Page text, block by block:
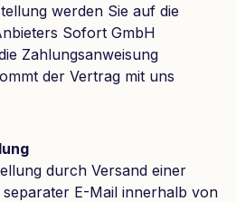
werden Sie auf die
Sofort GmbH
Zahlungsanweisung
der Vertrag mit uns
durch Versand einer
E-Mail innerhalb von